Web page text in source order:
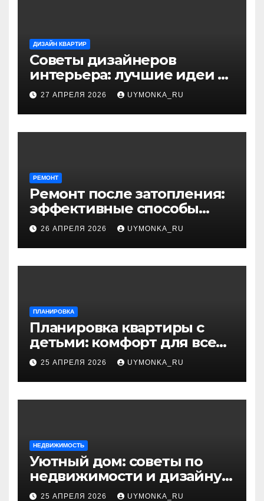
ДИЗАЙН КВАРТИР
Советы дизайнеров
интерьера: лучшие идеи и
профессиональные
секреты оформления
27 АПРЕЛЯ 2026 UYMONKA_RU
РЕМОНТ
Ремонт после затопления:
эффективные способы
устранения последствий
26 АПРЕЛЯ 2026 UYMONKA_RU
ПЛАНИРОВКА
Планировка квартиры с
детьми: комфорт для всей
семьи и разумный дизайн
25 АПРЕЛЯ 2026 UYMONKA_RU
НЕДВИЖИМОСТЬ
Уютный дом: советы по
недвижимости и дизайну
интерьера
25 АПРЕЛЯ 2026 UYMONKA_RU